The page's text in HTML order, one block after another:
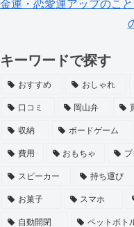
金運・恋愛運アップのこ
キーワードで探す
おすすめ おしゃれ
口コミ 岡山弁
収納 ボードゲーム
費用 おもちゃ
スピーカー 持ち運び
お菓子 スマホ
自動開閉 ペットボト